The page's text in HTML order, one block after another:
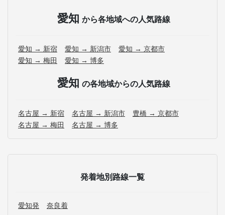
愛知 から各地域への人気路線
愛知 → 新宿 愛知 → 新潟市
愛知 → 京都市
愛知 → 梅田
愛知 → 博多
愛知 の各地域からの人気路線
名古屋 → 新宿 名古屋 → 新潟市
豊橋 → 京都市
名古屋 → 梅田
名古屋 → 博多
発着地別路線一覧
愛知発 奈良着